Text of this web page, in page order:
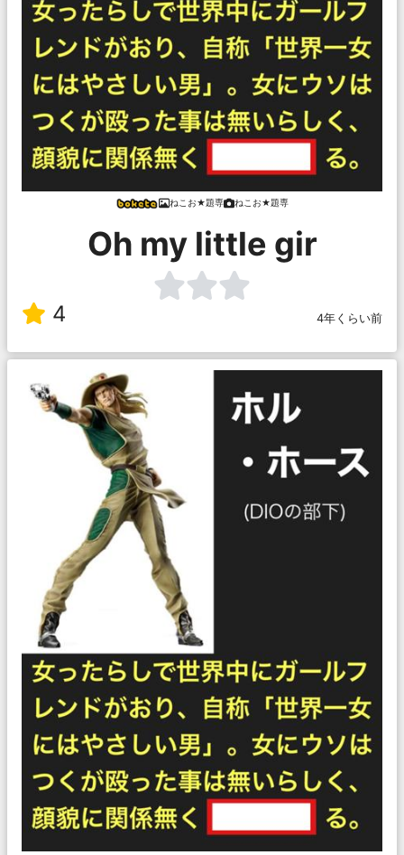
ねこお★題専 ねこお★題専
Oh my little gir
4 4年くらい前